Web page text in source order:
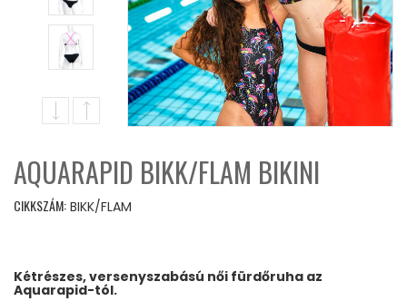
AQUARAPID BIKK/FLAM BIKINI
CIKKSZÁM: BIKK/FLAM
Kétrészes, versenyszabású női fürdőruha az
Aquarapid-tól.